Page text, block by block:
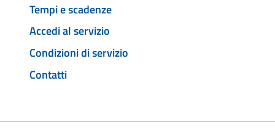
Tempi e scadenze
Accedi al servizio
Condizioni di servizio
Contatti